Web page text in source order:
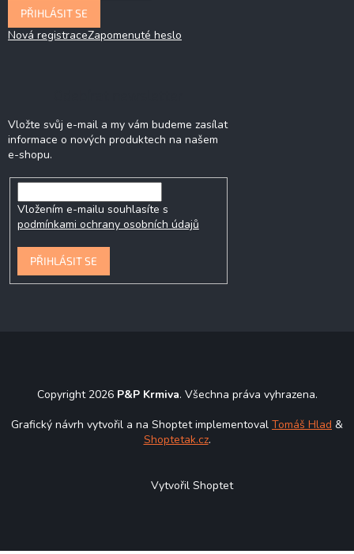
PŘIHLÁSIT SE
Nová registraceZapomenuté heslo
Vložte svůj e-mail a my vám budeme zasílat
informace o nových produktech na našem
e-shopu.
Vložením e-mailu souhlasíte s
podmínkami ochrany osobních údajů
PŘIHLÁSIT SE
Copyright 2026 P&P Krmiva. Všechna práva vyhrazena.
Grafický návrh vytvořil a na Shoptet implementoval Tomáš Hlad &
Shoptetak.cz.
Vytvořil Shoptet